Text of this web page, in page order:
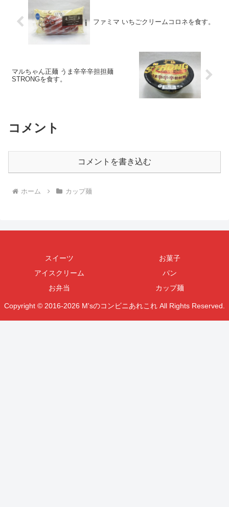
ファミマ いちごクリームコロネを食す。
マルちゃん正麺 うま辛辛辛担担麺
STRONGを食す。
コメント
コメントを書き込む
ホーム カップ麺
スイーツ
お菓子
アイスクリーム
パン
お弁当
カップ麺
Copyright © 2016-2026 M'sのコンビニあれこれ All Rights Reserved.